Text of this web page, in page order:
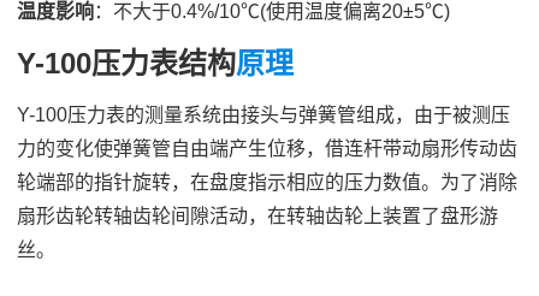
温度影响：不大于0.4%/10℃(使用温度偏离20±5℃)
Y-100压力表结构原理
Y-100压力表的测量系统由接头与弹簧管组成，由于被测压
力的变化使弹簧管自由端产生位移，借连杆带动扇形传动齿
轮端部的指针旋转，在盘度指示相应的压力数值。为了消除
扇形齿轮转轴齿轮间隙活动，在转轴齿轮上装置了盘形游
丝。